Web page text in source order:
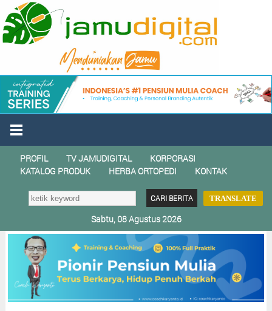
PROFIL TV JAMUDIGITAL
KORPORASI
KATALOG PRODUK
HERBA ORTOPEDI KONTAK
TRANSLATE
Sabtu, 08 Agustus 2026